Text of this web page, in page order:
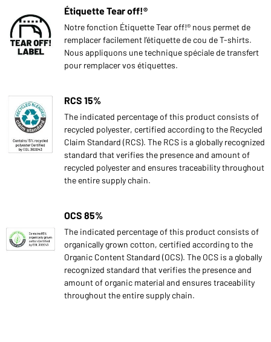
Étiquette Tear off!®
Notre fonction Étiquette Tear off!® nous permet de
remplacer facilement l’étiquette de cou de T-shirts.
Nous appliquons une technique spéciale de transfert
pour remplacer vos étiquettes.
RCS 15%
The indicated percentage of this product consists of
recycled polyester, certified according to the Recycled
Claim Standard (RCS). The RCS is a globally recognized
standard that verifies the presence and amount of
recycled polyester and ensures traceability throughout
the entire supply chain.
OCS 85%
The indicated percentage of this product consists of
organically grown cotton, certified according to the
Organic Content Standard (OCS). The OCS is a globally
recognized standard that verifies the presence and
amount of organic material and ensures traceability
throughout the entire supply chain.